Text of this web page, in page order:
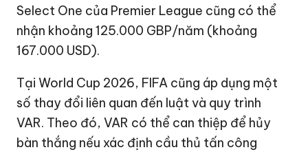
Select One của Premier League cũng có thể
nhận khoảng 125.000 GBP/năm (khoảng
167.000 USD).
Tại World Cup 2026, FIFA cũng áp dụng một
số thay đổi liên quan đến luật và quy trình
VAR. Theo đó, VAR có thể can thiệp để hủy
bàn thắng nếu xác định cầu thủ tấn công